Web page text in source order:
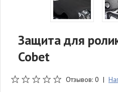
Защита для
Cobet
Отзывов: 0 |